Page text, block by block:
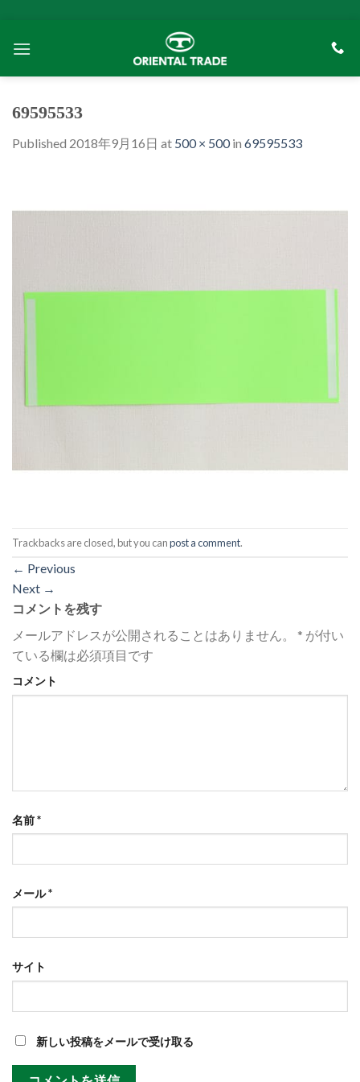
content
69595533
Published 2018年9月16日 at 500 × 500in 69595533
Trackbacks are closed, but you canpost a comment.
← Previous
Next →
コメントを残す
メールアドレスが公開されることはありません。
* が付い
ている欄は必須項目です
コメント
名前*
メール*
サイト
新しい投稿をメールで受け取る